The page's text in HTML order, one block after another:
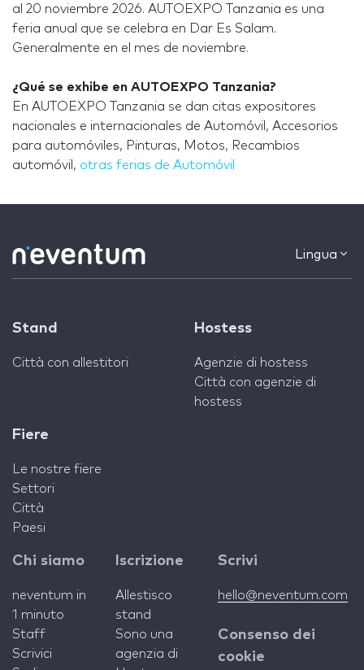
al 20 noviembre 2026. AUTOEXPO Tanzania es una
feria anual que se celebra en Dar Es Salam.
Generalmente en el mes de noviembre.
¿Qué se exhibe en AUTOEXPO Tanzania?
En AUTOEXPO Tanzania se dan citas expositores
nacionales e internacionales de Automóvil, Accesorios
para automóviles, Pinturas, Motos, Recambios
automóvil, otras ferias de Automóvil
Lingua
Stand
Città con allestitori
Hostess
Agenzie di hostess
Città con agenzie di
hostess
Fiere
Le nostre fiere
Settori
Città
Paesi
Chi siamo
neventum in
1 minuto
Staff
Scrivici
Iscrizione
Allestisco
stand
Sono una
agenzia di
Scrivi
hello@neventum.com
Consenso dei
cookie